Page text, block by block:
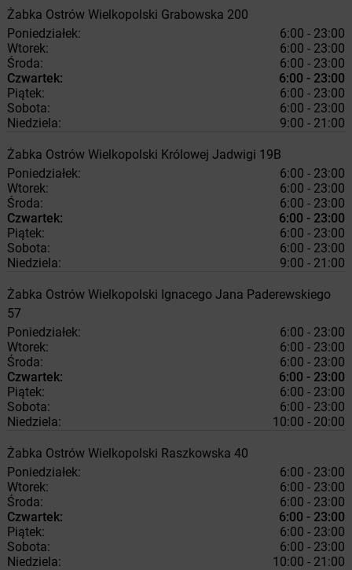
Żabka Ostrów Wielkopolski Grabowska 200
Poniedziałek:
6:00 - 23:00
Wtorek:
6:00 - 23:00
Środa:
6:00 - 23:00
Czwartek:
6:00 - 23:00
Piątek:
6:00 - 23:00
Sobota:
6:00 - 23:00
Niedziela:
9:00 - 21:00
Żabka Ostrów Wielkopolski Królowej Jadwigi 19B
Poniedziałek:
6:00 - 23:00
Wtorek:
6:00 - 23:00
Środa:
6:00 - 23:00
Czwartek:
6:00 - 23:00
Piątek:
6:00 - 23:00
Sobota:
6:00 - 23:00
Niedziela:
9:00 - 21:00
Żabka Ostrów Wielkopolski Ignacego Jana Paderewskiego
57
Poniedziałek:
6:00 - 23:00
Wtorek:
6:00 - 23:00
Środa:
6:00 - 23:00
Czwartek:
6:00 - 23:00
Piątek:
6:00 - 23:00
Sobota:
6:00 - 23:00
Niedziela:
10:00 - 20:00
Żabka Ostrów Wielkopolski Raszkowska 40
Poniedziałek:
6:00 - 23:00
Wtorek:
6:00 - 23:00
Środa:
6:00 - 23:00
Czwartek:
6:00 - 23:00
Piątek:
6:00 - 23:00
Sobota:
6:00 - 23:00
Niedziela:
10:00 - 21:00